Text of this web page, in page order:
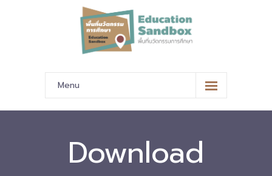
Menu
หน้าหลัก
-- มาตรฐานข้อมูลและมาตรฐานการแลกเปลี่ยนข้อมูล
Download